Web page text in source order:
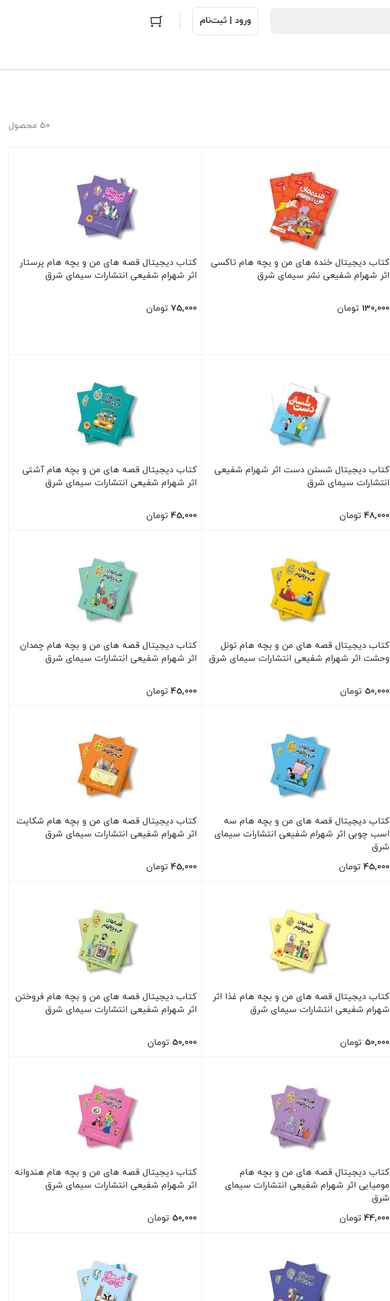
ورود | ثبت‌نام
50 محصول
کتاب دیجیتال خنده های من و بچه هام تاکسی
اثر شهرام شفیعی نشر سیمای شرق
130,000 تومان
کتاب دیجیتال قصه های من و بچه هام پرستار
اثر شهرام شفیعی انتشارات سیمای شرق
75,000 تومان
کتاب دیجیتال شستن دست اثر شهرام شفیعی
انتشارات سیمای شرق
48,000 تومان
کتاب دیجیتال قصه های من و بچه هام آشتی
اثر شهرام شفیعی انتشارات سیمای شرق
45,000 تومان
کتاب دیجیتال قصه های من و بچه هام تونل
وحشت اثر شهرام شفیعی انتشارات سیمای شرق
50,000 تومان
کتاب دیجیتال قصه های من و بچه هام چمدان
اثر شهرام شفیعی انتشارات سیمای شرق
45,000 تومان
کتاب دیجیتال قصه های من و بچه هام سه
اسب چوبی اثر شهرام شفیعی انتشارات سیمای
شرق
45,000 تومان
کتاب دیجیتال قصه های من و بچه هام شکایت
اثر شهرام شفیعی انتشارات سیمای شرق
45,000 تومان
کتاب دیجیتال قصه های من و بچه هام غذا اثر
شهرام شفیعی انتشارات سیمای شرق
50,000 تومان
کتاب دیجیتال قصه های من و بچه هام فروختن
اثر شهرام شفیعی انتشارات سیمای شرق
50,000 تومان
کتاب دیجیتال قصه های من و بچه هام
مومیایی اثر شهرام شفیعی انتشارات سیمای
شرق
44,000 تومان
کتاب دیجیتال قصه های من و بچه هام هندوانه
اثر شهرام شفیعی انتشارات سیمای شرق
50,000 تومان